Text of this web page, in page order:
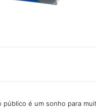
público é um sonho para